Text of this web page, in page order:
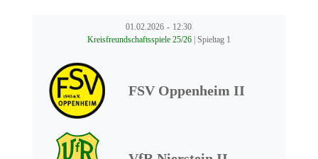
01.02.2026 - 12:30
Kreisfreundschaftsspiele 25/26 | Spieltag 1
FSV Oppenheim II